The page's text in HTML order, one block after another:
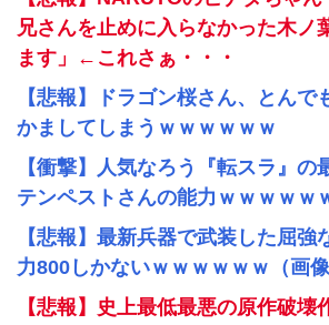
兄さんを止めに入らなかった木ノ
ます」←これさぁ・・・
【悲報】ドラゴン桜さん、とんで
かましてしまうｗｗｗｗｗｗ
【衝撃】人気なろう『転スラ』の
テンペストさんの能力ｗｗｗｗｗ
【悲報】最新兵器で武装した屈強
力800しかないｗｗｗｗｗｗ（画像
【悲報】史上最低最悪の原作破壊